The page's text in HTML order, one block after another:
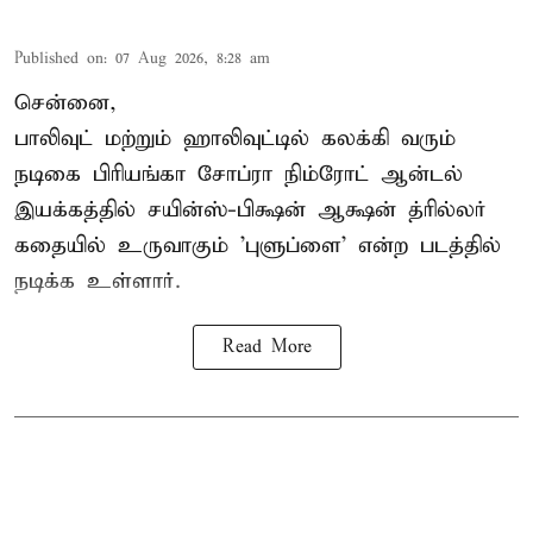
Published on: 07 Aug 2026, 8:28 am
சென்னை,
பாலிவுட் மற்றும் ஹாலிவுட்டில் கலக்கி வரும்
நடிகை பிரியங்கா சோப்ரா நிம்ரோட் ஆன்டல்
இயக்கத்தில் சயின்ஸ்-பிக்ஷன் ஆக்ஷன் த்ரில்லர்
கதையில் உருவாகும் 'புளுப்ளை' என்ற படத்தில்
நடிக்க உள்ளார்.
Read More